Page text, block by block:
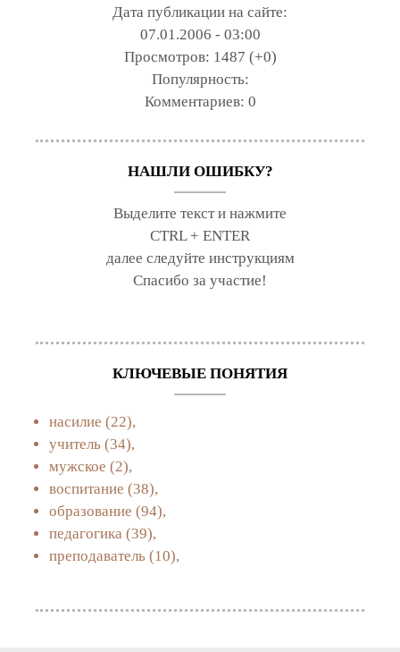
Дата публикации на сайте:
07.01.2006 - 03:00
Просмотров: 1487 (+0)
Популярность:
Комментариев: 0
НАШЛИ ОШИБКУ?
Выделите текст и нажмите
CTRL + ENTER
далее следуйте инструкциям
Спасибо за участие!
КЛЮЧЕВЫЕ ПОНЯТИЯ
насилие (22),
учитель (34),
мужское (2),
воспитание (38),
образование (94),
педагогика (39),
преподаватель (10),